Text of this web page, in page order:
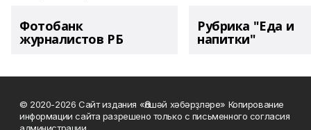
Фотобанк
журналистов РБ
Рубрика "Еда и
напитки"
© 2020-2026 Сайт издания «Әлшәй хәбәрҙләре» Копирование
информации сайта разрешено только с письменного согласия